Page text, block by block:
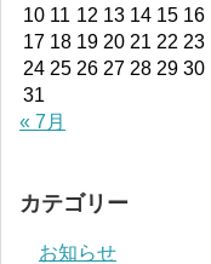
10 11 12 13 14 15 16
17 18 19 20 21 22 23
24 25 26 27 28 29 30
31
« 7月
カテゴリー
お知らせ